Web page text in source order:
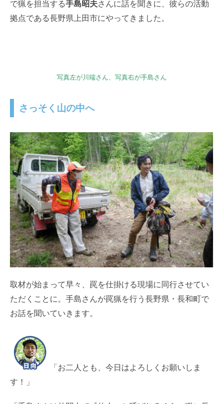
で猟を担当する手島昭夫さんに話を聞きに、彼らの活動
拠点である長野県上田市にやってきました。
写真左が川端さん、写真右が手島さん
さっそく山の中へ
取材が始まって早々、罠を仕掛ける現場に同行させてい
ただくことに。手島さんが罠猟を行う長野県・長和町で
お話を聞いていきます。
「お二人とも、今日はよろしくお願いしま
す！」